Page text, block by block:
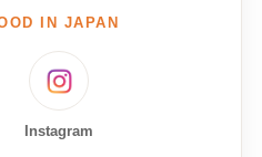
IN JAPAN
Instagram